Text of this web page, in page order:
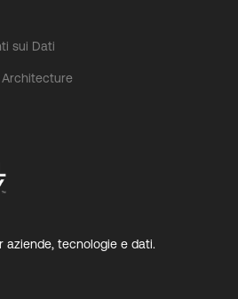
sui Dati
Architecture
aziende, tecnologie e dati.